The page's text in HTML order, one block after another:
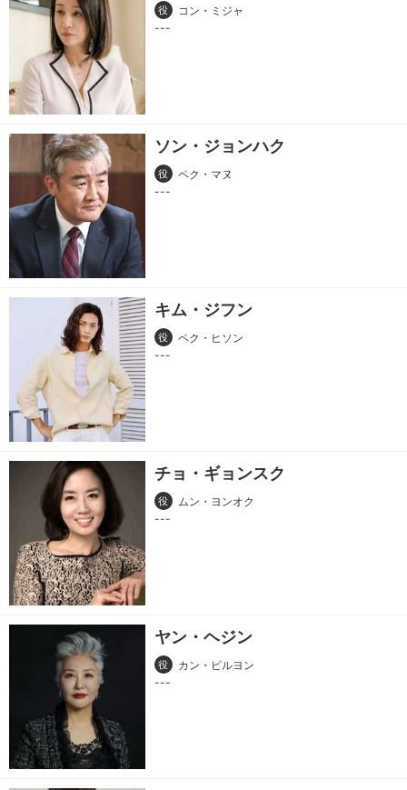
役 コン・ミジャ
ソン・ジョンハク
役 ペク・マヌ
キム・ジフン
役 ペク・ヒソン
チョ・ギョンスク
役 ムン・ヨンオク
ヤン・ヘジン
役 カン・ピルヨン